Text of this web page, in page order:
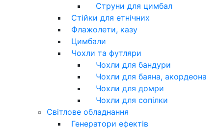
Струни для цимбал
Стійки для етнічних
Флажолети, казу
Цимбали
Чохли та футляри
Чохли для бандури
Чохли для баяна, акордеона
Чохли для домри
Чохли для сопілки
Світлове обладнання
Генератори ефектів